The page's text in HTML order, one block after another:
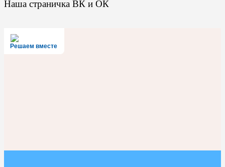
Наша страничка ВК и ОК
Решаем вместе